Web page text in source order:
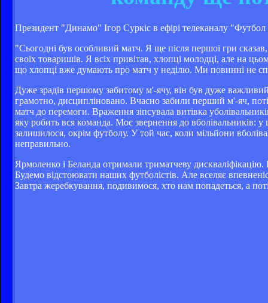
Президент "Динамо" Ігор Суркіс в ефірі телеканалу
"Сьогодні був особливий матч. Я ще після першої гри
своїх товаришів. Я всіх привітав, хлопці молодці, але на
що хлопці вже думають про матч у неділю. Ми повинні не
Дуже зрадів першому забитому м'-ячу, він був дуже
грамотно, дисципліновано. Вчасно забили перший м'-яч,
матч до перемоги. Враження зіпсувала витівка
яку робить вся команда. Моє звернення до вболівальників:
залишилося, окрім футболу. У той час, коли мільйони
неправильно.
Ярмоленко і Беланда отримали триматчеву
Будемо відстоювати наших футболістів. Але вселяє
Завтра жеребкування, подивимося, хто нам попадеться, а